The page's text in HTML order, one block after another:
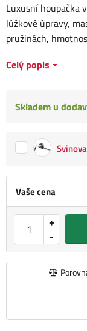
Vaše cena
-
+
Luxusní houpačka
lůžkové úpravy,
pružinách,
Celý popis
Skladem u